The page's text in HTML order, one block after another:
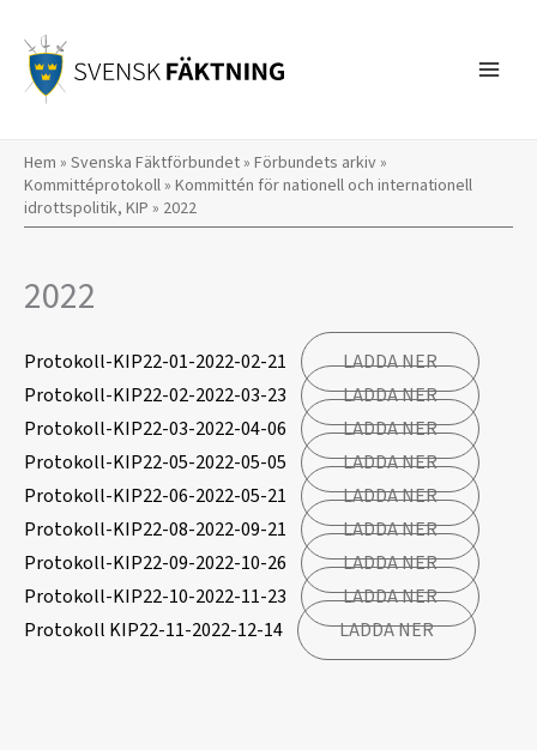
innehåll
Hem » Svenska Fäktförbundet» Förbundets arkiv»
Kommittéprotokoll» Kommittén för nationell och internationell
idrottspolitik, KIP » 2022
2022
Protokoll-KIP22-01-2022-02-21
LADDA NER
Protokoll-KIP22-02-2022-03-23
LADDA NER
Protokoll-KIP22-03-2022-04-06
LADDA NER
Protokoll-KIP22-05-2022-05-05
LADDA NER
Protokoll-KIP22-06-2022-05-21
LADDA NER
Protokoll-KIP22-08-2022-09-21
LADDA NER
Protokoll-KIP22-09-2022-10-26
LADDA NER
Protokoll-KIP22-10-2022-11-23
LADDA NER
Protokoll KIP22-11-2022-12-14
LADDA NER